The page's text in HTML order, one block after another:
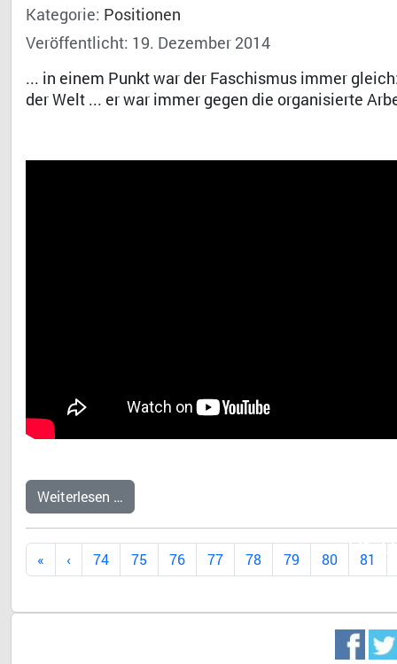
Dr.
Kategorie: Positionen
Veröffentlicht: 19. Dezember 2014
... in einem Punkt war der Faschismus immer
der Welt ... er war immer gegen die organisierte
Weiterlesen …
74 75 76 77 78 79 80 81